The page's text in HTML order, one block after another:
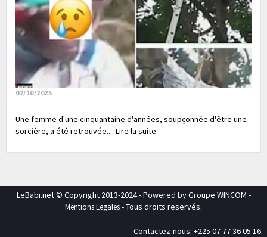
02/10/2025
Une femme d'une cinquantaine d'années, soupçonnée d'être une
sorcière, a été retrouvée.... Lire la suite
LeBabi.net © Copyright 2013-2024 - Powered by Groupe WINCOM -
Mentions Legales- Tous droits reservés.
Contactez-nous: +225 07 77 36 05 16